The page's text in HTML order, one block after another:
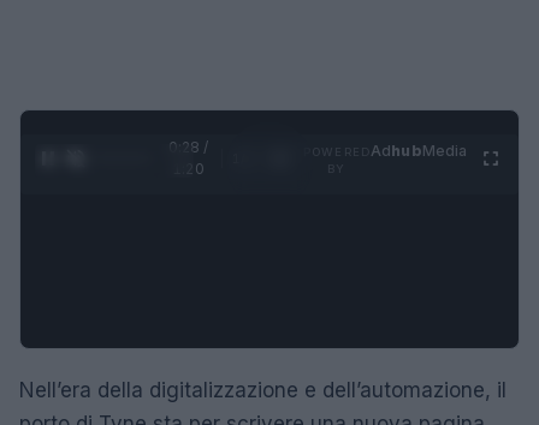
0:29 /
1:20
AdhubMedia
Nell’era della digitalizzazione e dell’automazione, il